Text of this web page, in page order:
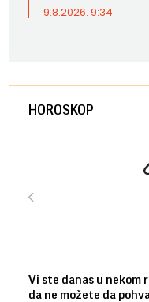
9.8.2026. 9:34
HOROSKOP
Vi ste danas u nekom
da ne možete da